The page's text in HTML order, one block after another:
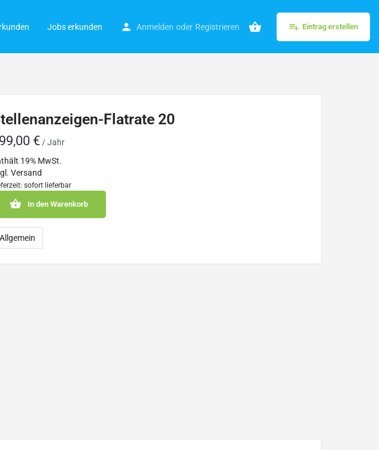
Jobs erkunden Anmelden oder Registrieren Eintrag erstellen
Flatrate 20
€ / Jahr
19% MwSt.
Versand
sofort lieferbar
In den Warenkorb
Allgemein